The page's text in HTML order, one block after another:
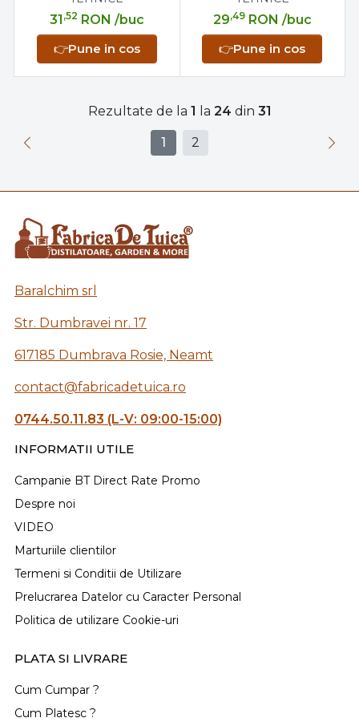
dielectric, anti-
coroziune
31 ,52 RON /buc
👉Pune in cos
29,49 RON /buc
👉Pune in cos
Rezultate de la 1 la 24 din 31
1 2
Baralchim srl
Str. Dumbravei nr. 17
617185 Dumbrava Rosie, Neamt
contact@fabricadetuica.ro
0744.50.11.83 (L-V: 09:00-15:00)
INFORMATII UTILE
Campanie BT Direct Rate Promo
Despre noi
VIDEO
Marturiile clientilor
Termeni si Conditii de Utilizare
Prelucrarea Datelor cu Caracter Personal
Politica de utilizare Cookie-uri
PLATA SI LIVRARE
Cum Cumpar ?
Cum Platesc ?